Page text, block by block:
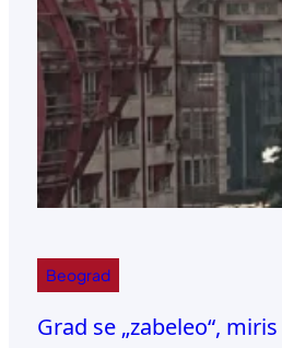
Beograd
Grad se „zabeleo“,